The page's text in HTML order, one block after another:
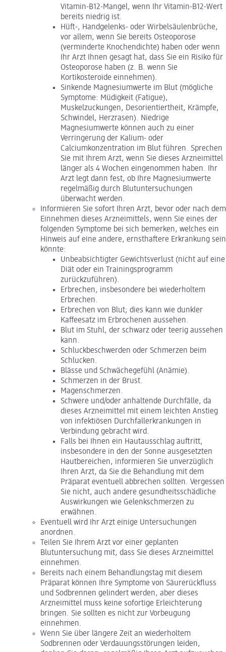
Vitamin-B12-Mangel, wenn Ihr Vitamin-B12-Wert
bereits niedrig ist.
Hüft-, Handgelenks- oder Wirbelsäulenbrüche,
vor allem, wenn Sie bereits Osteoporose
(verminderte Knochendichte) haben oder wenn
Ihr Arzt Ihnen gesagt hat, dass Sie ein Risiko für
Osteoporose haben (z. B. wenn Sie
Kortikosteroide einnehmen).
Sinkende Magnesiumwerte im Blut (mögliche
Symptome: Müdigkeit (Fatigue),
Muskelzuckungen, Desorientiertheit, Krämpfe,
Schwindel, Herzrasen). Niedrige
Magnesiumwerte können auch zu einer
Verringerung der Kalium- oder
Calciumkonzentration im Blut führen. Sprechen
Sie mit Ihrem Arzt, wenn Sie dieses Arzneimittel
länger als 4 Wochen eingenommen haben. Ihr
Arzt legt dann fest, ob Ihre Magnesiumwerte
regelmäßig durch Blutuntersuchungen
überwacht werden.
Informieren Sie sofort Ihren Arzt, bevor oder nach dem
Einnehmen dieses Arzneimittels, wenn Sie eines der
folgenden Symptome bei sich bemerken, welches ein
Hinweis auf eine andere, ernsthaftere Erkrankung sein
könnte:
Unbeabsichtigter Gewichtsverlust (nicht auf eine
Diät oder ein Trainingsprogramm
zurückzuführen).
Erbrechen, insbesondere bei wiederholtem
Erbrechen.
Erbrechen von Blut; dies kann wie dunkler
Kaffeesatz im Erbrochenen aussehen.
Blut im Stuhl, der schwarz oder teerig aussehen
kann.
Schluckbeschwerden oder Schmerzen beim
Schlucken.
Blässe und Schwächegefühl (Anämie).
Schmerzen in der Brust.
Magenschmerzen.
Schwere und/oder anhaltende Durchfälle, da
dieses Arzneimittel mit einem leichten Anstieg
von infektiösen Durchfallerkrankungen in
Verbindung gebracht wird.
Falls bei Ihnen ein Hautausschlag auftritt,
insbesondere in den der Sonne ausgesetzten
Hautbereichen, informieren Sie unverzüglich
Ihren Arzt, da Sie die Behandlung mit dem
Präparat eventuell abbrechen sollten. Vergessen
Sie nicht, auch andere gesundheitsschädliche
Auswirkungen wie Gelenkschmerzen zu
erwähnen.
Eventuell wird Ihr Arzt einige Untersuchungen
anordnen.
Teilen Sie Ihrem Arzt vor einer geplanten
Blutuntersuchung mit, dass Sie dieses Arzneimittel
einnehmen.
Bereits nach einem Behandlungstag mit diesem
Präparat können Ihre Symptome von Säurerückfluss
und Sodbrennen gelindert werden, aber dieses
Arzneimittel muss keine sofortige Erleichterung
bringen. Sie sollten es nicht zur Vorbeugung
einnehmen.
Wenn Sie über längere Zeit an wiederholtem
Sodbrennen oder Verdauungsstörungen leiden,